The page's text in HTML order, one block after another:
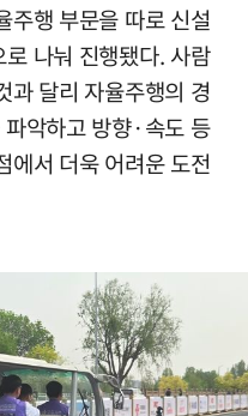
주행 부문을 따로 신설
나눠 진행됐다. 사람
과 달리 자율주행의 경
악하고 방향·속도 등
에서 더욱 어려운 도전